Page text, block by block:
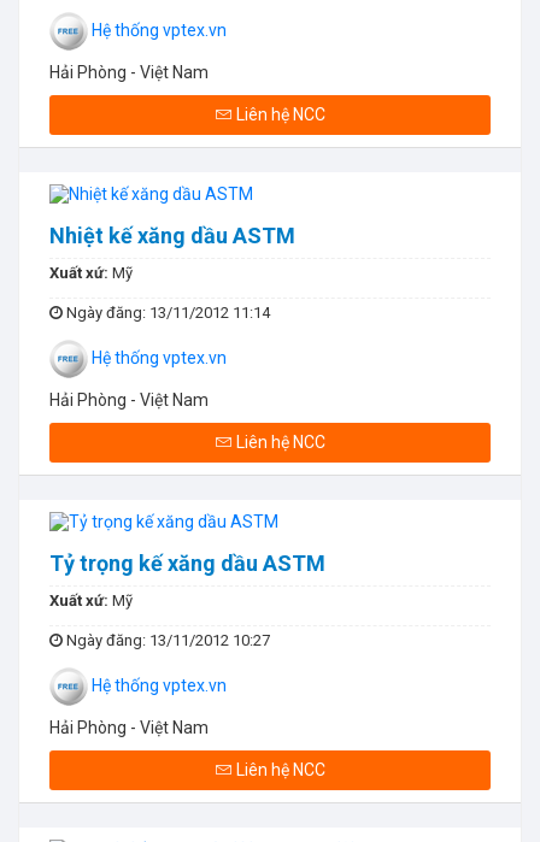
Hệ thống vptex.vn
Hải Phòng - Việt Nam
Liên hệ NCC
Nhiệt kế xăng dầu ASTM
Xuất xứ: Mỹ
Ngày đăng: 13/11/2012 11:14
Hệ thống vptex.vn
Hải Phòng - Việt Nam
Liên hệ NCC
Tỷ trọng kế xăng dầu ASTM
Xuất xứ: Mỹ
Ngày đăng: 13/11/2012 10:27
Hệ thống vptex.vn
Hải Phòng - Việt Nam
Liên hệ NCC